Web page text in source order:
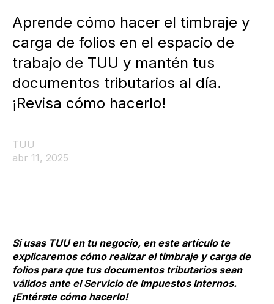
Aprende cómo hacer el timbraje y
carga de folios en el espacio de
trabajo de TUU y mantén tus
documentos tributarios al día.
¡Revisa cómo hacerlo!
TUU
abr 11, 2025
Si usas TUU en tu negocio, en este artículo te
explicaremos cómo realizar el timbraje y carga de
folios para que tus documentos tributarios sean
válidos ante el Servicio de Impuestos Internos.
¡Entérate cómo hacerlo!